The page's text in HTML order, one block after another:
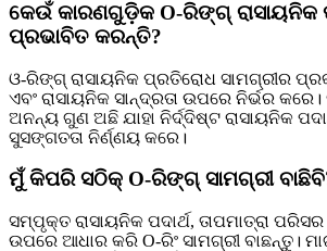
କେଉଁ କାରଣଗୁଡ଼ିକ O-ରିଙ୍ଗ୍
ପ୍ରଭାବିତ କରନ୍ତି?
ଓ-ରିଙ୍ଗ୍ ରାସାୟନିକ ପ୍ରତିରୋଧ ସାମଗ୍ରୀର
ଏବଂ ରାସାୟନିକ ସାନ୍ଦ୍ରତା ଉପରେ ନିର୍ଭର
ଅନନ୍ୟ ଗୁଣ ଅଛି ଯାହା ନିର୍ଦ୍ଦିଷ୍ଟ ରାସାୟନିକ
ସୁସଙ୍ଗତତା ନିର୍ଣ୍ଣୟ କରେ।
ମୁଁ କିପରି ସଠିକ୍ O-ରିଙ୍ଗ୍ ସାମଗ୍ରୀ
ସମ୍ପୃକ୍ତ ରାସାୟନିକ ପଦାର୍ଥ, ତାପମାତ୍ରା
ଉପରେ ଆଧାର କରି O-ରିଂ ସାମଗ୍ରୀ ବାଛନ୍ତୁ।